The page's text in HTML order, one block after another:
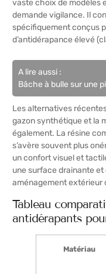
vaste choix de modèles
demande vigilance. Il
spécifiquement conçus
d’antidérapance élevé
A lire aussi :
Bâche à bulle sur une
Les alternatives
gazon synthétique et la
également. La résine
s’avère souvent plus
un confort visuel et
une surface drainante
aménagement extérieur
Tableau
antidérapants
Matériau